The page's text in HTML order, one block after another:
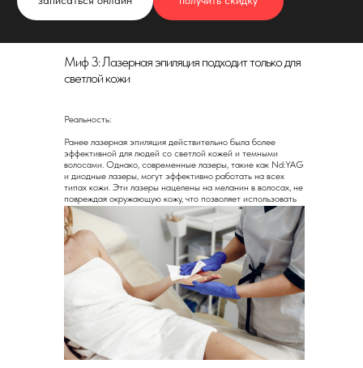
Миф 3: Лазерная эпиляция подходит только для
светлой кожи
Реальность:
Ранее лазерная эпиляция действительно была более
эффективной для людей со светлой кожей и темными
волосами. Однако, современные лазеры, такие как Nd:YAG
и диодные лазеры, могут эффективно работать на всех
типах кожи. Эти лазеры нацелены на меланин в волосах, не
повреждая окружающую кожу, что позволяет использовать
их на темной коже без риска ожогов.